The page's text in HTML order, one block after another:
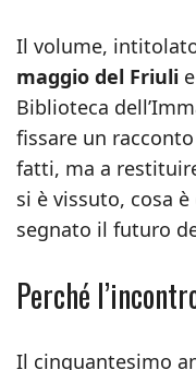
Il volume,
maggio del Friuli
Biblioteca
fissare un
fatti, ma a
si è vissuto, cosa
segnato il futuro
Perché
Il cinquantesimo